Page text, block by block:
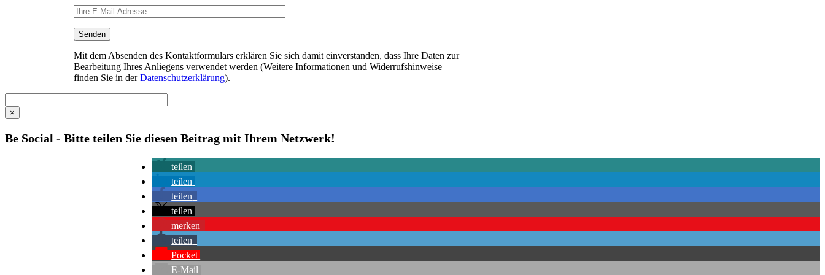
Mit dem Absenden des Kontaktformulars erklären Sie sich damit einverstanden, dass Ihre Daten zur
Bearbeitung Ihres Anliegens verwendet werden (Weitere Informationen und Widerrufshinweise
finden Sie in derDatenschutzerklärung).
×
Be Social - Bitte teilen Sie diesen Beitrag mit Ihrem Netzwerk!
teilen
teilen
teilen
teilen
merken
teilen
Pocket
E-Mail